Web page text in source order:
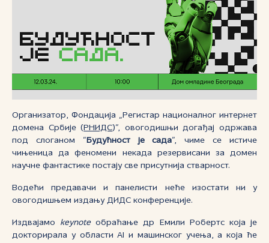
Организатор, Фондација „Регистар националног интернет
домена Србије ( РНИДС)“, овогодишњи догађај одржава
под слоганом “ Будућност је сада”, чиме се истиче
чињеница да феномени некада резервисани за домен
научне фантастике постају све присутнија стварност.
Водећи предавачи и панелисти неће изостати ни у
овогодишњем издању ДИДС конференције.
Издвајамо keynoteобраћање др Емили Робертс која је
докторирала у области АI и машинског учења, а која ће